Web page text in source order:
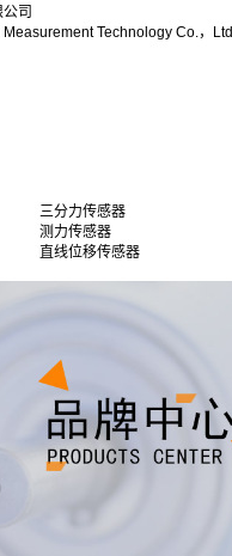
司
Technology Co.，Ltd
三分力传感器
测力传感器
直线位移传感器